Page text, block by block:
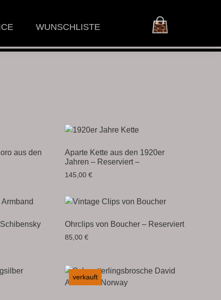
WUNSCHLISTE
aus den
Aparte Kette aus den 1920er
Jahren – Reserviert –
145,00€
Ohrclips von Boucher – Reserviert
85,00€
verkauft